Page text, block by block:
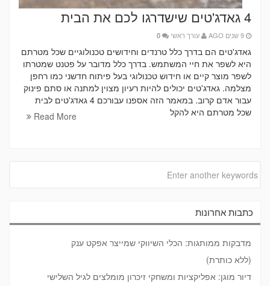
4 גאדג'טים שישדרגו לכם את הבית
עורך ראשי 0
גאדג'טים הם בדרך כלל טרנדים וחידושים טכנולוגיים שכל מטרתם
היא לשפר את חיי המשתמש. בדרך כלל מדובר על פטנט שמטרתו
לשפר מוצר קיים או חידוש טכנולוגי בעל פיתוח חדשני כמו רחפן
מצלמה. גאדג'טים יכולים להיות רעיון מצוין למתנה או סתם פינוק
עבור אדם קרוב. במאמר הזה אספנו עבורכם 4 גאדג'טים לבית
שכל מטרתם היא להקל
Read More
כתבות אחרונות
מדבקות ממותגות: הכלי השיווקי שמייצר אפקט ענק
(ללא כותרת)
דיור מוגן: אפליקציות ומשחקי זיכרון מומלצים לגיל השלישי